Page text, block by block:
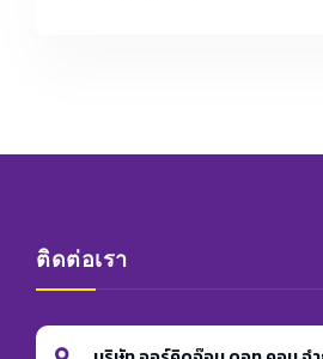
สำเร็จ
ติดต่อเรา